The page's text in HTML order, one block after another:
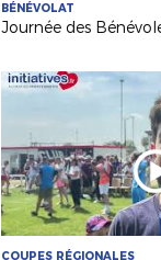
BÉNÉVOLAT
Journée des
COUPES RÉGIONALES